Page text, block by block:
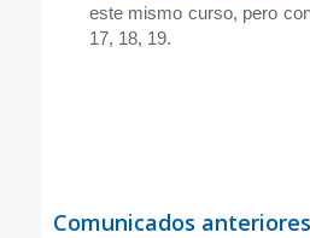
este mismo curso, pero
17, 18, 19.
Comunicados anteriores